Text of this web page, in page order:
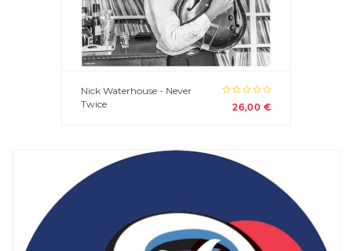
Nick Waterhouse - Never
Twice
26,00 €